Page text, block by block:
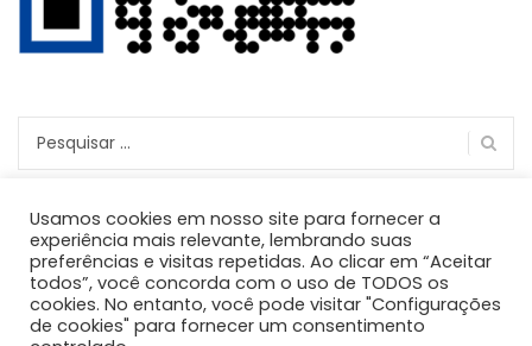
Copyright 2021 - SindMetal-GO.
Usamos cookies em nosso site para fornecer a
experiência mais relevante, lembrando suas
preferências e visitas repetidas. Ao clicar em “Aceitar
todos”, você concorda com o uso de TODOS os
cookies. No entanto, você pode visitar "Configurações
de cookies" para fornecer um consentimento